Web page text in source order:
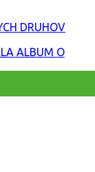
DRUHOV
ALBUM O